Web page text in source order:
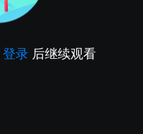
登录 后继续观看